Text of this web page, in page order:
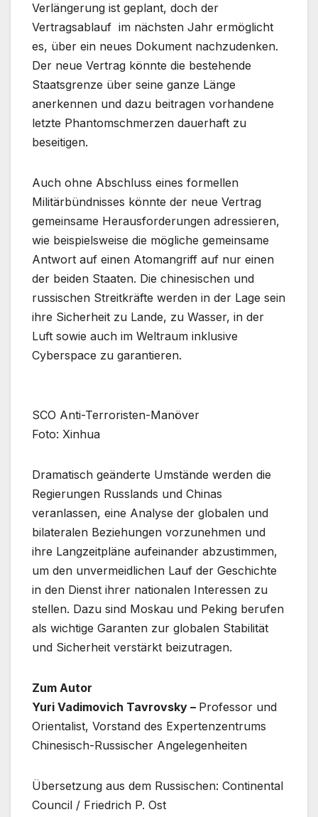
Verlängerung ist geplant, doch der
Vertragsablauf im nächsten Jahr ermöglicht
es, über ein neues Dokument nachzudenken.
Der neue Vertrag könnte die bestehende
Staatsgrenze über seine ganze Länge
anerkennen und dazu beitragen vorhandene
letzte Phantomschmerzen dauerhaft zu
beseitigen.
Auch ohne Abschluss eines formellen
Militärbündnisses könnte der neue Vertrag
gemeinsame Herausforderungen adressieren,
wie beispielsweise die mögliche gemeinsame
Antwort auf einen Atomangriff auf nur einen
der beiden Staaten. Die chinesischen und
russischen Streitkräfte werden in der Lage sein
ihre Sicherheit zu Lande, zu Wasser, in der
Luft sowie auch im Weltraum inklusive
Cyberspace zu garantieren.
SCO Anti-Terroristen-Manöver
Foto: Xinhua
Dramatisch geänderte Umstände werden die
Regierungen Russlands und Chinas
veranlassen, eine Analyse der globalen und
bilateralen Beziehungen vorzunehmen und
ihre Langzeitpläne aufeinander abzustimmen,
um den unvermeidlichen Lauf der Geschichte
in den Dienst ihrer nationalen Interessen zu
stellen. Dazu sind Moskau und Peking berufen
als wichtige Garanten zur globalen Stabilität
und Sicherheit verstärkt beizutragen.
Zum Autor
Yuri Vadimovich Tavrovsky – Professor und
Orientalist, Vorstand des Expertenzentrums
Chinesisch-Russischer Angelegenheiten
Übersetzung aus dem Russischen: Continental
Council / Friedrich P. Ost